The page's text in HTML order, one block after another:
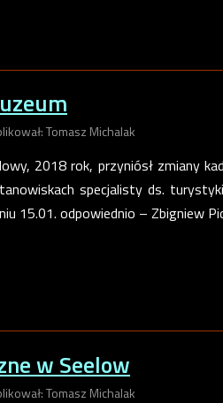
Tomasz Michalak
2018 rok, przyniósł zmiany
specjalisty ds.
15.01. odpowiednio – Zbigniew
w Seelow
Tomasz Michalak